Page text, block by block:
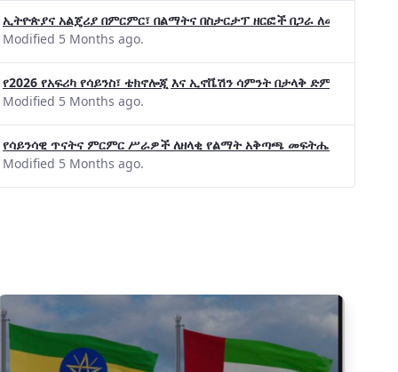
ኢትዮጵያና አልጄሪያ በምርምር፣ በልማትና በስታርታፕ ዘርፎች በጋራ ለመስራት መከሩ፡፡
Modified 5 Months ago.
የ2026 የአፍሪካ የሳይንስ፣ ቴክኖሎጂ እና ኢኖቬሽን ሳምንት በታላቅ ድምቀት
Modified 5 Months ago.
የሳይንሳዊ ጥናትና ምርምር ሥራዎች ለዘላቂ የልማት አቅጣጫ መፍትሔ ጠቋሚ
Modified 5 Months ago.